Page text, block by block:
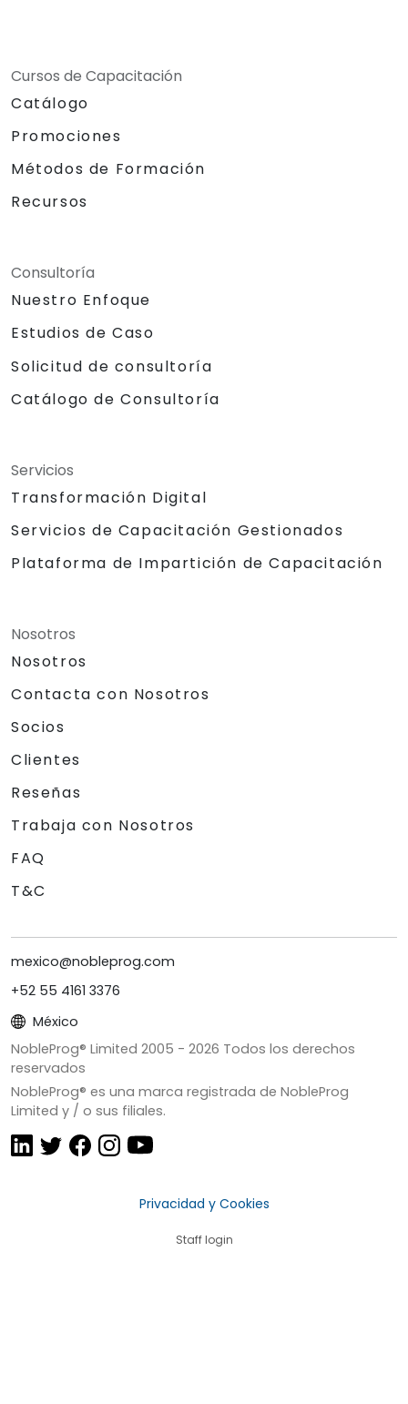
Cursos de Capacitación
Catálogo
Promociones
Métodos de Formación
Recursos
Consultoría
Nuestro Enfoque
Estudios de Caso
Solicitud de consultoría
Catálogo de Consultoría
Servicios
Transformación Digital
Servicios de Capacitación Gestionados
Plataforma de Impartición de Capacitación
Nosotros
Nosotros
Contacta con Nosotros
Socios
Clientes
Reseñas
Trabaja con Nosotros
FAQ
T&C
mexico@nobleprog.com
+52 55 4161 3376
México
NobleProg® Limited 2005 - 2026 Todos los derechos
reservados
NobleProg® es una marca registrada de NobleProg
Limited y / o sus filiales.
Privacidad y Cookies
Staff login